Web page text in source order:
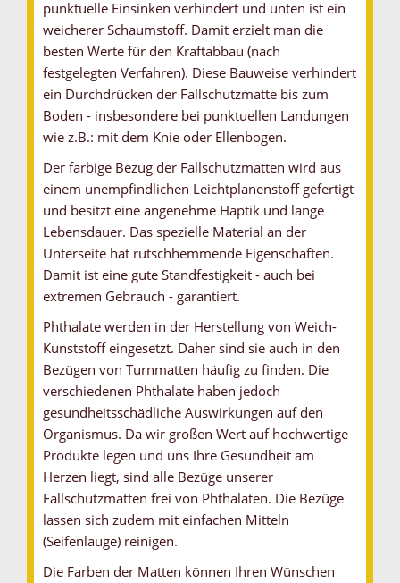
punktuelle Einsinken verhindert und unten ist ein
weicherer Schaumstoff. Damit erzielt man die
besten Werte für den Kraftabbau (nach
festgelegten Verfahren). Diese Bauweise verhindert
ein Durchdrücken der Fallschutzmatte bis zum
Boden - insbesondere bei punktuellen Landungen
wie z.B.: mit dem Knie oder Ellenbogen.
Der farbige Bezug der Fallschutzmatten wird aus
einem unempfindlichen Leichtplanenstoff gefertigt
und besitzt eine angenehme Haptik und lange
Lebensdauer. Das spezielle Material an der
Unterseite hat rutschhemmende Eigenschaften.
Damit ist eine gute Standfestigkeit - auch bei
extremen Gebrauch - garantiert.
Phthalate werden in der Herstellung von Weich-
Kunststoff eingesetzt. Daher sind sie auch in den
Bezügen von Turnmatten häufig zu finden. Die
verschiedenen Phthalate haben jedoch
gesundheitsschädliche Auswirkungen auf den
Organismus. Da wir großen Wert auf hochwertige
Produkte legen und uns Ihre Gesundheit am
Herzen liegt, sind alle Bezüge unserer
Fallschutzmatten frei von Phthalaten. Die Bezüge
lassen sich zudem mit einfachen Mitteln
(Seifenlauge) reinigen.
Die Farben der Matten können Ihren Wünschen